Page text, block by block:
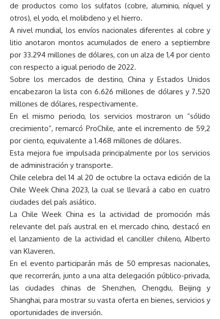
de productos como los sulfatos (cobre, aluminio, níquel y
otros), el yodo, el molibdeno y el hierro.
A nivel mundial, los envíos nacionales diferentes al cobre y
litio anotaron montos acumulados de enero a septiembre
por 33.294 millones de dólares, con un alza de 1,4 por ciento
con respecto a igual periodo de 2022.
Sobre los mercados de destino, China y Estados Unidos
encabezaron la lista con 6.626 millones de dólares y 7.520
millones de dólares, respectivamente.
En el mismo periodo, los servicios mostraron un “sólido
crecimiento”, remarcó ProChile, ante el incremento de 59,2
por ciento, equivalente a 1.468 millones de dólares.
Esta mejora fue impulsada principalmente por los servicios
de administración y transporte.
Chile celebra del 14 al 20 de octubre la octava edición de la
Chile Week China 2023, la cual se llevará a cabo en cuatro
ciudades del país asiático.
La Chile Week China es la actividad de promoción más
relevante del país austral en el mercado chino, destacó en
el lanzamiento de la actividad el canciller chileno, Alberto
van Klaveren.
En el evento participarán más de 50 empresas nacionales,
que recorrerán, junto a una alta delegación público-privada,
las ciudades chinas de Shenzhen, Chengdu, Beijing y
Shanghai, para mostrar su vasta oferta en bienes, servicios y
oportunidades de inversión.